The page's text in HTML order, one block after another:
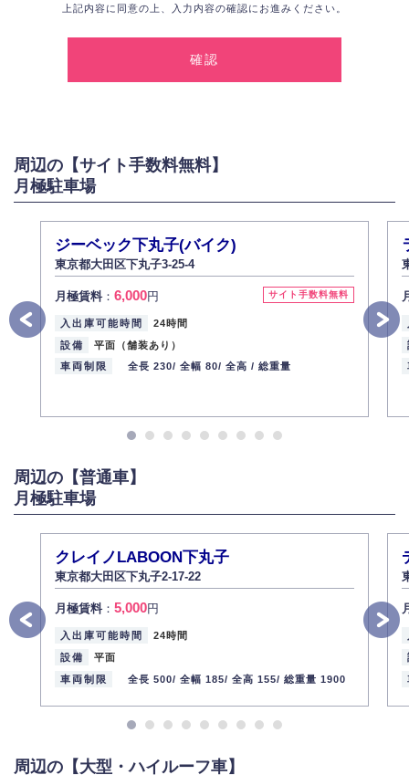
2.個人情報の利用
お問い合わせに対する回答、資料等の送付
採用に関する回答、情報の提供
弊社は取り扱う個人情報の外部への漏洩を防止し、その利用目的に応じて
適切かつ安全に管理します。
4.個人情報の第三者提供
法的義務など正当な理由に基づく要請があった場合を除き、お客様の個人
情報をご本人の同意なく第三者に提供いたしません。
5.個人情報の開示・訂正・削除
お客様ご本人から自己の個人情報開示の請求があった場合、すみやかに開
また、個人情報の内容に誤りがあり、ご本人から訂正・追加・削除の請求
がある場合は適切に対応いたします。
弊社社員全員が、個人情報の取り扱いについての重要性を理解し、より適
切に管理するよう社内教育を実施してまいります。
2013年12月1日
株式会社ミコト
上記内容に同意の上、入力内容の確認にお進みください。
周辺の【サイト手数料無料】
月極駐車場
ジーベック下丸子(バイク)
東京都大田区下丸子3-25-4
サイト手数料無料
月極賃料： 6,000円
入出庫可能時間
24時間
設備
平面（舗装あり）
車両制限
全長 230/ 全幅 80/ 全高 / 総重量
周辺の【普通車】
月極駐車場
クレイノLABOON下丸子
東京都大田区下丸子2-17-22
月極賃料： 5,000円
入出庫可能時間
24時間
設備
平面
車両制限
全長 500/ 全幅 185/ 全高 155/ 総重量 1900
周辺の【大型・ハイルーフ車】